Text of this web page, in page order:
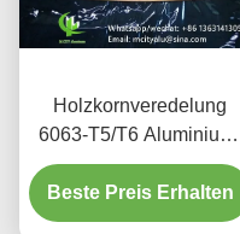
Holzkornveredelung
6063-T5/T6 Aluminium-
Aerofoil Louver mit 100
mm bis 600 mm Breite für
architektonische
Beste Preis Erhalten